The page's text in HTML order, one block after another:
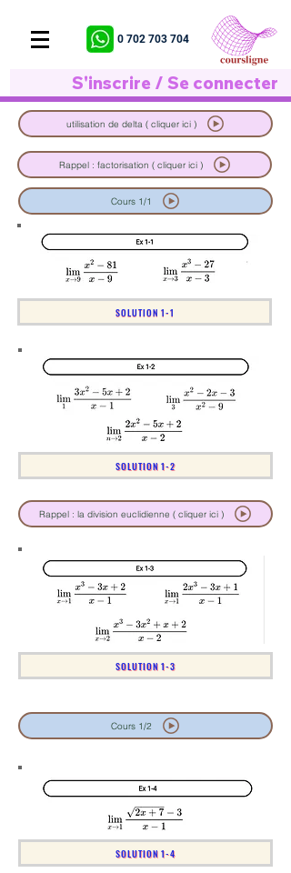
0 702 703 704
S'inscrire / Se connecter
utilisation de delta ( cliquer ici )
Rappel : factorisation ( cliquer ici )
Cours 1/1
SOLUTION 1-1
SOLUTION 1-2
Rappel : la division euclidienne ( cliquer ici )
SOLUTION 1-3
Cours 1/2
SOLUTION 1-4